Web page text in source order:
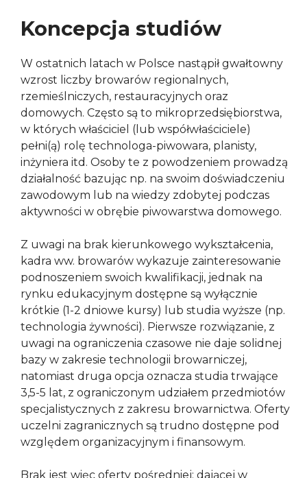
Koncepcja studiów
W ostatnich latach w Polsce nastąpił gwałtowny
wzrost liczby browarów regionalnych,
rzemieślniczych, restauracyjnych oraz
domowych. Często są to mikroprzedsiębiorstwa,
w których właściciel (lub współwłaściciele)
pełni(ą) rolę technologa-piwowara, planisty,
inżyniera itd. Osoby te z powodzeniem prowadzą
działalność bazując np. na swoim doświadczeniu
zawodowym lub na wiedzy zdobytej podczas
aktywności w obrębie piwowarstwa domowego.
Z uwagi na brak kierunkowego wykształcenia,
kadra ww. browarów wykazuje zainteresowanie
podnoszeniem swoich kwalifikacji, jednak na
rynku edukacyjnym dostępne są wyłącznie
krótkie (1-2 dniowe kursy) lub studia wyższe (np.
technologia żywności). Pierwsze rozwiązanie, z
uwagi na ograniczenia czasowe nie daje solidnej
bazy w zakresie technologii browarniczej,
natomiast druga opcja oznacza studia trwające
3,5-5 lat, z ograniczonym udziałem przedmiotów
specjalistycznych z zakresu browarnictwa. Oferty
uczelni zagranicznych są trudno dostępne pod
względem organizacyjnym i finansowym.
Brak jest więc oferty pośredniej: dającej w